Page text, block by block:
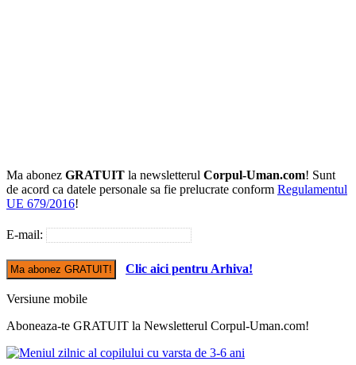
Ma abonez GRATUIT la newsletterul Corpul-Uman.com! Sunt
de acord ca datele personale sa fie prelucrate conform Regulamentul
UE 679/2016!
E-mail:
Clic aici pentru Arhiva!
Versiune mobile
Aboneaza-te GRATUIT la Newsletterul Corpul-Uman.com!